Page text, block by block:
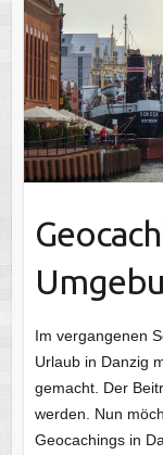
Im vergangenen
Urlaub in Danzig
gemacht. Der
werden. Nun
Geocachings in